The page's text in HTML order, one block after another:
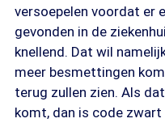
versoepelen voordat er
gevonden in de
knellend. Dat wil
meer besmettingen
terug zullen zien. Als
komt, dan is code zwart